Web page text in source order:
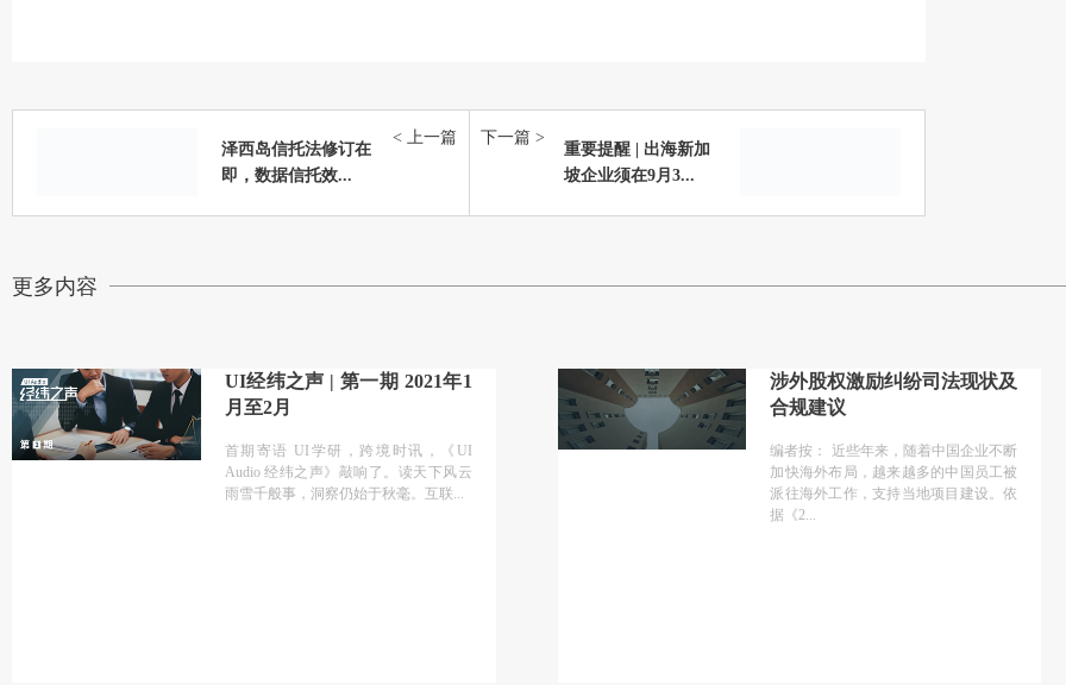
泽西岛信托法修订在
即，数据信托效...
< 上一篇
重要提醒 | 出海新加
坡企业须在9月3...
下一篇 >
更多内容
UI经纬之声 | 第一期 2021年1
月至2月
首期寄语 UI学研，跨境时讯，《UI
Audio 经纬之声》敲响了。读天下风云
雨雪千般事，洞察仍始于秋毫。互联
涉外股权激励纠纷司法现状及
合规建议
编者按： 近些年来，随着中国企业不断
加快海外布局，越来越多的中国员工被
派往海外工作，支持当地项目建设。依
据《2